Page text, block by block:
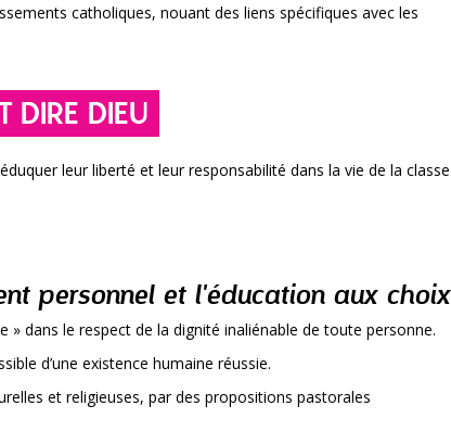
catholiques, nouant des liens spécifiques avec les
DIRE DIEU
leur liberté et leur responsabilité dans la vie de la classe
personnel et l'éducation aux choix
» dans le respect de la dignité inaliénable de toute personne.
d’une existence humaine réussie.
et religieuses, par des propositions pastorales